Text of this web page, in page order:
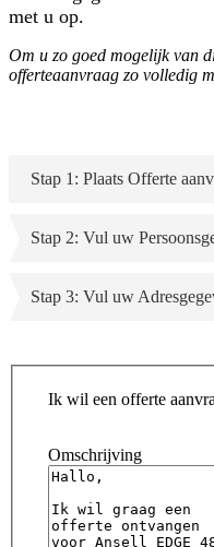
met u op.
Om u zo goed mogelijk van
offerteaanvraag zo volledig
Stap 1: Plaats Offerte
Stap 2: Vul uw
Stap 3: Vul uw
Ik wil een offerte
Omschrijving